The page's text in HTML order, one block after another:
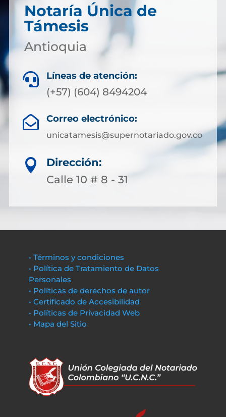
Notaría Única de
Támesis
Antioquia
 Líneas de atención:
(+57) (604) 8494204
 Correo electrónico:
unicatamesis@supernotariado.gov.co

Dirección:
Calle 10 # 8 - 31
• Términos y condiciones
• Política de Tratamiento de Datos
Personales
• Políticas de derechos de autor
• Certificado de Accesibilidad
• Políticas de Privacidad Web
• Mapa del Sitio